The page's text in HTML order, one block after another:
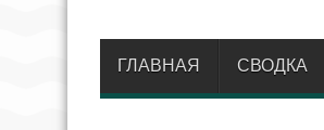
ГЛАВНАЯ СВОДКА